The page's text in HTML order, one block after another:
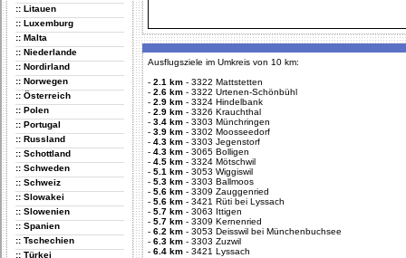
:: Litauen
:: Luxemburg
:: Malta
:: Niederlande
:: Nordirland
:: Norwegen
:: Österreich
:: Polen
:: Portugal
:: Russland
:: Schottland
:: Schweden
:: Schweiz
:: Slowakei
:: Slowenien
:: Spanien
:: Tschechien
:: Türkei
Ausflugsziele im Umkreis von 10 km:
- 2.1 km - 3322 Mattstetten
- 2.6 km - 3322 Urtenen-Schönbühl
- 2.9 km - 3324 Hindelbank
- 2.9 km - 3326 Krauchthal
- 3.4 km - 3303 Münchringen
- 3.9 km - 3302 Moosseedorf
- 4.3 km - 3303 Jegenstorf
- 4.3 km - 3065 Bolligen
- 4.5 km - 3324 Mötschwil
- 5.1 km - 3053 Wiggiswil
- 5.3 km - 3303 Ballmoos
- 5.6 km - 3309 Zauggenried
- 5.6 km - 3421 Rüti bei Lyssach
- 5.7 km - 3063 Ittigen
- 5.7 km - 3309 Kernenried
- 6.2 km - 3053 Deisswil bei Münchenbuchsee
- 6.3 km - 3303 Zuzwil
- 6.4 km - 3421 Lyssach